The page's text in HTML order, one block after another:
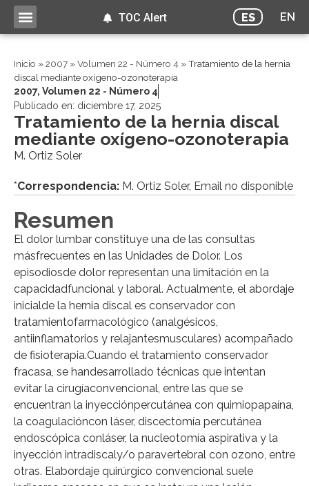
ES EN
TOC Alert
Inicio »2007 »Volumen 22 - Número 4 »Tratamiento de la hernia
discal mediante oxígeno-ozonoterapia
2007, Volumen 22 - Número 4
Publicado en: diciembre 17, 2025
Tratamiento de la hernia discal
mediante oxígeno-ozonoterapia
M. Ortiz Soler
*Correspondencia: M. Ortiz Soler, Email no disponible
Resumen
El dolor lumbar constituye una de las consultas
másfrecuentes en las Unidades de Dolor. Los
episodiosde dolor representan una limitación en la
capacidadfuncional y laboral. Actualmente, el abordaje
inicialde la hernia discal es conservador con
tratamientofarmacológico (analgésicos,
antiinflamatorios y relajantesmusculares) acompañado
de fisioterapia.Cuando el tratamiento conservador
fracasa, se handesarrollado técnicas que intentan
evitar la cirugíaconvencional, entre las que se
encuentran la inyecciónpercutánea con quimiopapaína,
la coagulacióncon láser, discectomía percutánea
endoscópica conláser, la nucleotomía aspirativa y la
inyección intradiscaly/o paravertebral con ozono, entre
otras. Elabordaje quirúrgico convencional suele